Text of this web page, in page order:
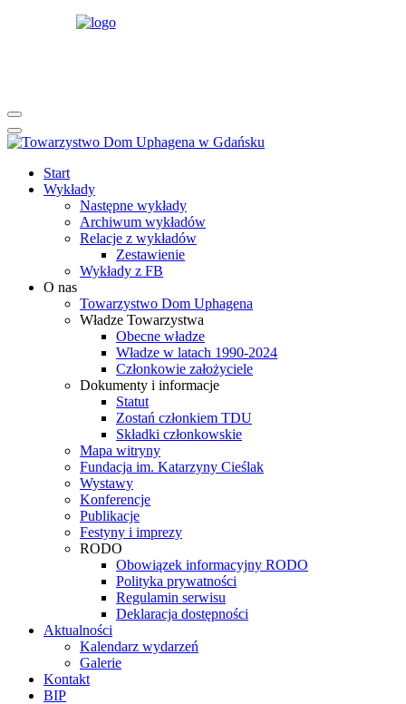
Start
Wykłady
Następne wykłady
Archiwum wykładów
Relacje z wykładów
Zestawienie
Wykłady z FB
O nas
Towarzystwo Dom Uphagena
Władze Towarzystwa
Obecne władze
Władze w latach 1990-2024
Członkowie założyciele
Dokumenty i informacje
Statut
Zostań członkiem TDU
Składki członkowskie
Mapa witryny
Fundacja im. Katarzyny Cieślak
Wystawy
Konferencje
Publikacje
Festyny i imprezy
RODO
Obowiązek informacyjny RODO
Polityka prywatności
Regulamin serwisu
Deklaracja dostępności
Aktualności
Kalendarz wydarzeń
Galerie
Kontakt
BIP